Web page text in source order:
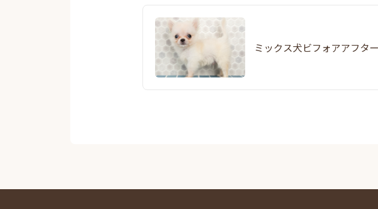
ミックス犬ビフォアアフ